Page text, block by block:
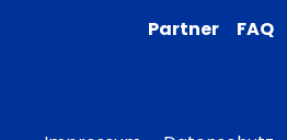
Partner
FAQ